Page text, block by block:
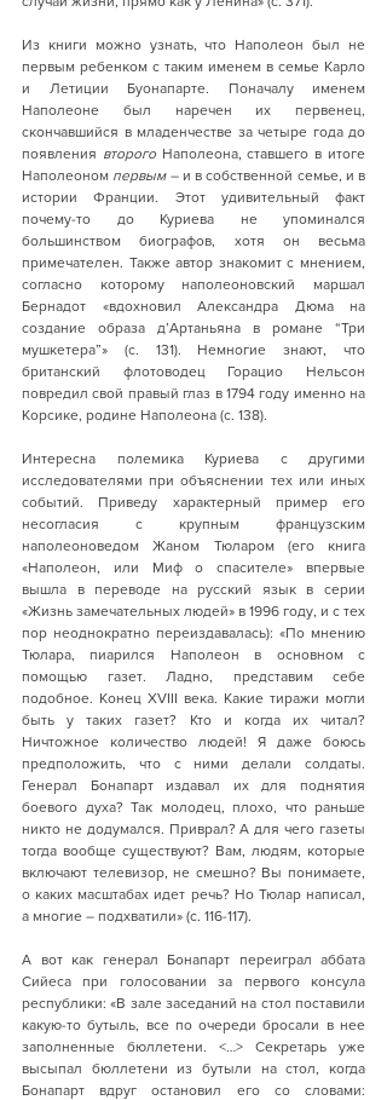
Из книги можно узнать, что Наполеон был не
первым ребенком с таким именем в семье Карло
и Летиции Буонапарте. Поначалу именем
Наполеоне был наречен их первенец,
скончавшийся в младенчестве за четыре года до
появления второго Наполеона, ставшего в итоге
Наполеоном первым – и в собственной семье, и в
истории Франции. Этот удивительный факт
почему-то до Куриева не упоминался
большинством биографов, хотя он весьма
примечателен. Также автор знакомит с мнением,
согласно которому наполеоновский маршал
Бернадот «вдохновил Александра Дюма на
создание образа д’Артаньяна в романе “Три
мушкетера”» (с. 131). Немногие знают, что
британский флотоводец Горацио Нельсон
повредил свой правый глаз в 1794 году именно на
Корсике, родине Наполеона (с. 138).
Интересна полемика Куриева с другими
исследователями при объяснении тех или иных
событий. Приведу характерный пример его
несогласия с крупным французским
наполеоноведом Жаном Тюларом (его книга
«Наполеон, или Миф о спасителе» впервые
вышла в переводе на русский язык в серии
«Жизнь замечательных людей» в 1996 году, и с тех
пор неоднократно переиздавалась): «По мнению
Тюлара, пиарился Наполеон в основном с
помощью газет. Ладно, представим себе
подобное. Конец XVIII века. Какие тиражи могли
быть у таких газет? Кто и когда их читал?
Ничтожное количество людей! Я даже боюсь
предположить, что с ними делали солдаты.
Генерал Бонапарт издавал их для поднятия
боевого духа? Так молодец, плохо, что раньше
никто не додумался. Приврал? А для чего газеты
тогда вообще существуют? Вам, людям, которые
включают телевизор, не смешно? Вы понимаете,
о каких масштабах идет речь? Но Тюлар написал,
а многие – подхватили» (с. 116-117).
А вот как генерал Бонапарт переиграл аббата
Сийеса при голосовании за первого консула
республики: «В зале заседаний на стол поставили
какую-то бутыль, все по очереди бросали в нее
заполненные бюллетени. <…> Секретарь уже
высыпал бюллетени из бутыли на стол, когда
Бонапарт вдруг остановил его со словами: